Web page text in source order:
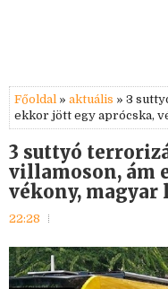
Főoldal » aktuális » 3
ekkor jött egy aprócska,
3 suttyó
villamoson, ám
vékony, magyar
22:28